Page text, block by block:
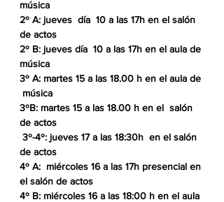
música
2º A: jueves  día  10 a las 17h en el salón
de actos
2º B: jueves día  10 a las 17h en el aula de
música
3º A: martes 15 a las 18.00 h en el aula de
música
3ºB: martes 15 a las 18.00 h en el  salón
de actos
de actos
4º A:  miércoles 16 a las 17h presencial en
el salón de actos
4º B: miércoles 16 a las 18:00 h en el aula